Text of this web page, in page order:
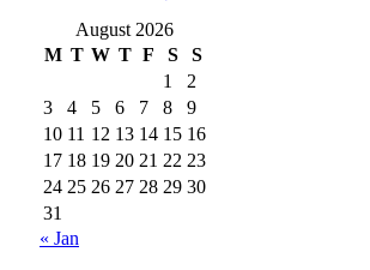
August 2026
M T W T F S
S
1
2
3
4 5 6 7 8
9
10 11 12 13 14 15 16
17 18 19 20 21 22 23
24 25 26 27 28 29 30
31
« Jan